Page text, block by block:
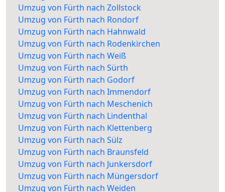
Umzug von Fürth nach Zollstock
Umzug von Fürth nach Rondorf
Umzug von Fürth nach Hahnwald
Umzug von Fürth nach Rodenkirchen
Umzug von Fürth nach Weiß
Umzug von Fürth nach Sürth
Umzug von Fürth nach Godorf
Umzug von Fürth nach Immendorf
Umzug von Fürth nach Meschenich
Umzug von Fürth nach Lindenthal
Umzug von Fürth nach Klettenberg
Umzug von Fürth nach Sülz
Umzug von Fürth nach Braunsfeld
Umzug von Fürth nach Junkersdorf
Umzug von Fürth nach Müngersdorf
Umzug von Fürth nach Weiden